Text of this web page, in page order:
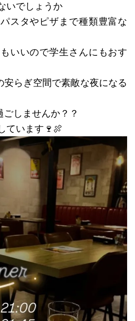
いでしょうか
スタやピザまで種類豊富な
いいので学生さんにもおす
安らぎ空間で素敵な夜になる
しませんか？？
ています🍷🍖